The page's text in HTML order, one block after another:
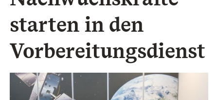
starten in den
Vorbereitungsdienst